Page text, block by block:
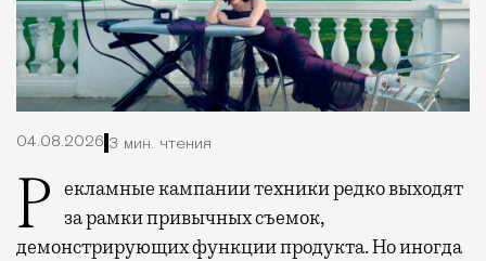
04.08.2026 3 мин. чтения
Рекламные кампании техники редко выходят
за рамки привычных съемок,
демонстрирующих функции продукта. Но иногда